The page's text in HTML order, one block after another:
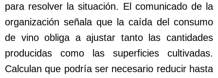
para resolver la situación. El comunicado de la
organización señala que la caída del consumo
de vino obliga a ajustar tanto las cantidades
producidas como las superficies cultivadas.
Calculan que podría ser necesario reducir hasta